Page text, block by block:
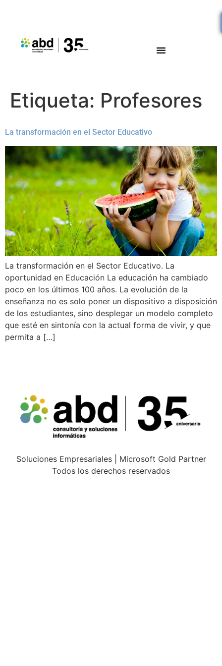
Etiqueta: Profesores
La transformación en el Sector Educativo
La transformación en el Sector Educativo. La
oportunidad en Educación La educación ha cambiado
poco en los últimos 100 años. La evolución de la
enseñanza no es solo poner un dispositivo a disposición
de los estudiantes, sino desplegar un modelo completo
que esté en sintonía con la actual forma de vivir, y que
permita a […]
Soluciones Empresariales | Microsoft Gold Partner
Todos los derechos reservados